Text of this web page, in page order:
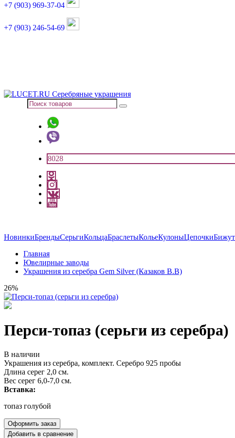
+7 (903) 969-37-04
+7 (903) 246-54-69
8028
НовинкиБрендыСерьгиКольцаБраслетыКольеКулоныЦепочки
Главная
Ювелирные заводы
Украшения из серебра Gem Silver (Казаков В.В)
26%
Перси-топаз (серьги из серебра)
В наличии
Украшения из серебра, комплект. Серебро 925 пробы
Длина серег 2,0 см.
Вес серег 6,0-7,0 см.
Вставка:
топаз голубой
Оформить заказ
Добавить в сравнение